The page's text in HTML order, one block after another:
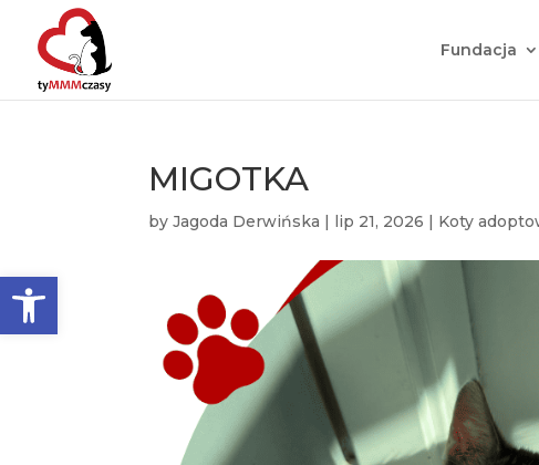
Otwórz pasek narzędzi
Fundacja
MIGOTKA
byJagoda Derwińska | lip 21, 2026 | Koty